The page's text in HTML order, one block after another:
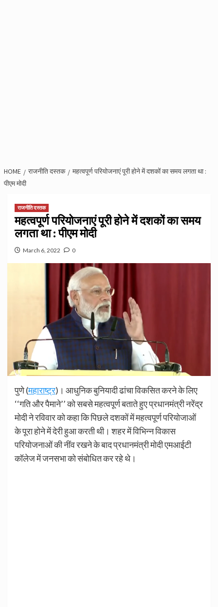
HOME राजनीति दस्तक
महत्वपूर्ण परियोजनाएं पूरी होने में दशकों का समय लगता था :
पीएम मोदी
राजनीति दस्तक
महत्वपूर्ण परियोजनाएं पूरी होने में दशकों का समय
लगता था : पीएम मोदी
March 6, 2022 0
पुणे (महाराष्ट्र)। आधुनिक बुनियादी ढांचा विकसित करने के लिए
‘‘गति और पैमाने’’ को सबसे महत्वपूर्ण बताते हुए प्रधानमंत्री नरेंद्र
मोदी ने रविवार को कहा कि पिछले दशकों में महत्वपूर्ण परियोजाओं
के पूरा होने में देरी हुआ करती थी। शहर में विभिन्न विकास
परियोजनाओं की नींव रखने के बाद प्रधानमंत्री मोदी एमआईटी
कॉलेज में जनसभा को संबोधित कर रहे थे।